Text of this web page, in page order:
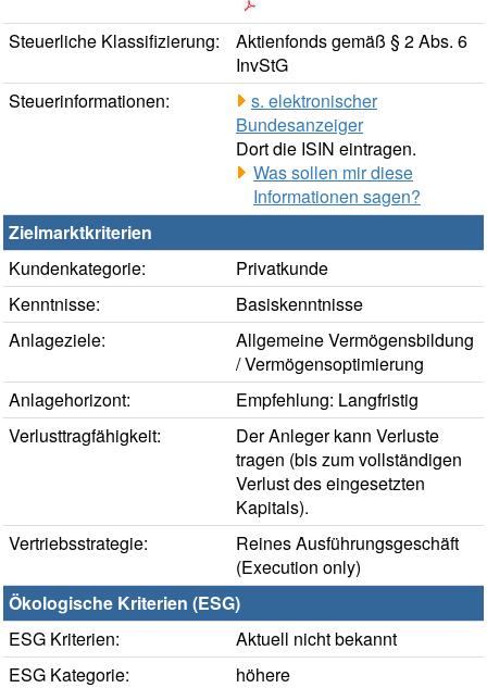
Steuerliche Klassifizierung:
Aktienfonds gemäß § 2 Abs. 6
InvStG
Steuerinformationen:
s. elektronischer
Bundesanzeiger
Dort die ISIN eintragen.
Was sollen mir diese
Informationen sagen?
Zielmarktkriterien
Kundenkategorie:
Privatkunde
Kenntnisse:
Basiskenntnisse
Anlageziele:
Allgemeine Vermögensbildung
/ Vermögensoptimierung
Anlagehorizont:
Empfehlung: Langfristig
Verlusttragfähigkeit:
Der Anleger kann Verluste
tragen (bis zum vollständigen
Verlust des eingesetzten
Kapitals).
Vertriebsstrategie:
Reines Ausführungsgeschäft
(Execution only)
Ökologische Kriterien (ESG)
ESG Kriterien:
Aktuell nicht bekannt
ESG Kategorie:
höhere